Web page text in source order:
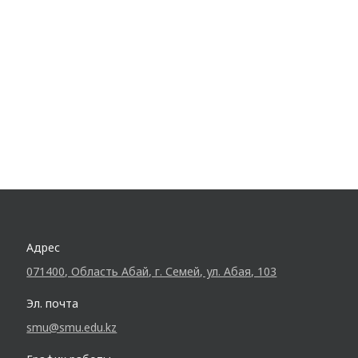
Адрес
071400, Область Абай, г. Семей, ул. Абая, 103
Эл. почта
smu@smu.edu.kz